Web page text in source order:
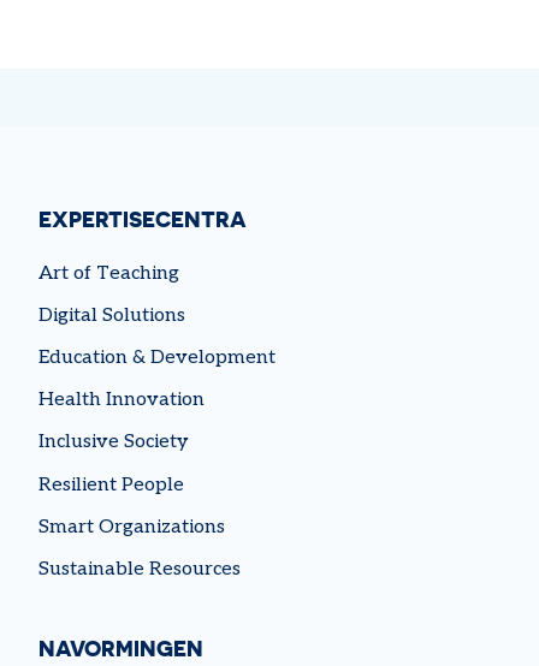
EXPERTISECENTRA
Art of Teaching
Digital Solutions
Education & Development
Health Innovation
Inclusive Society
Resilient People
Smart Organizations
Sustainable Resources
NAVORMINGEN